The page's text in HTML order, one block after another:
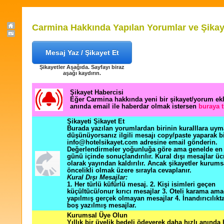
Carmina Hakkında Yapılan Yorumlar ve
Mesaj Yaz / Şikayet Et
Şikayetler Aşağıda. Sayfayı biraz
aşağı kaydırın.
Şikayet Habercisi
Eğer Carmina hakkında yeni bir şikayet/yorum
anında email ile haberdar olmak istersen buraya
Şikayeti Şikayet Et
Burada yazılan yorumlardan birinin kuralllara
düşünüyorsanız ilgili mesajı copy/paste yaparak
info@hotelsikayet.com adresine email gönderin.
Değerlendirmeler yoğunluğa göre ama genelde
günü içinde sonuçlandırılır. Kural dışı mesajlar
olarak yayından kaldırılır. Ancak şikayetler
öncelikli olmak üzere sırayla cevaplanır.
Kural Dışı Mesajlar:
1. Her türlü küfürlü mesaj. 2. Kişi isimleri geçen
küçültücü/onur kırıcı mesajlar 3. Oteli karama
yapılmış gerçek olmayan mesajlar 4.
boş yazılmış mesajlar.
Kurumsal Üye Olun
Yıllık bir üyelik bedeli ödeyerek daha hızlı